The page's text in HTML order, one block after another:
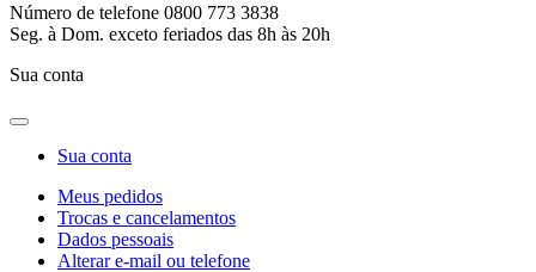
Número de telefone 0800 773 3838
Seg. à Dom. exceto feriados das 8h às 20h
Sua conta
Sua conta
Meus pedidos
Trocas e cancelamentos
Dados pessoais
Alterar e-mail ou telefone